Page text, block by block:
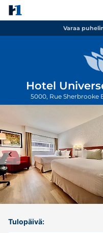
Varaa
Hotel
5000, Rue Sherbrooke
Tulopäivä: